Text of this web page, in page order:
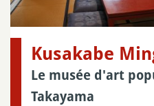
Kusakabe
Le musée d'art
Takayama